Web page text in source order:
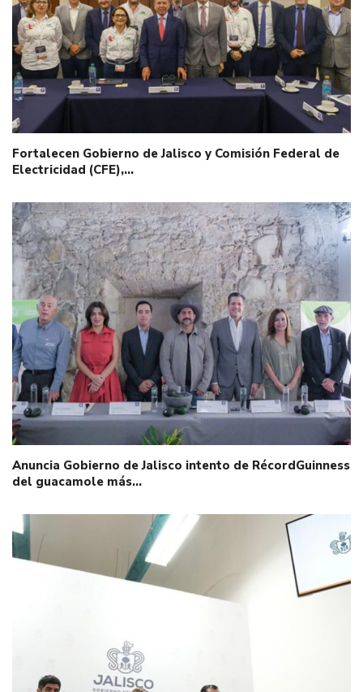
Fortalecen Gobierno de Jalisco y Comisión Federal de
Electricidad (CFE),…
Anuncia Gobierno de Jalisco intento de RécordGuinness
del guacamole más…